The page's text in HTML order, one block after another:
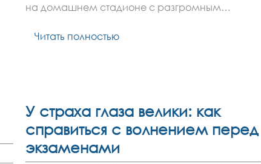
на домашнем стадионе с разгромным…
Читать полностью
У страха глаза велики: как
справиться с волнением перед
экзаменами